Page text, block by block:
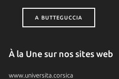
A BUTTEGUCCIA
À la Une sur nos sites web
www.universita.corsica